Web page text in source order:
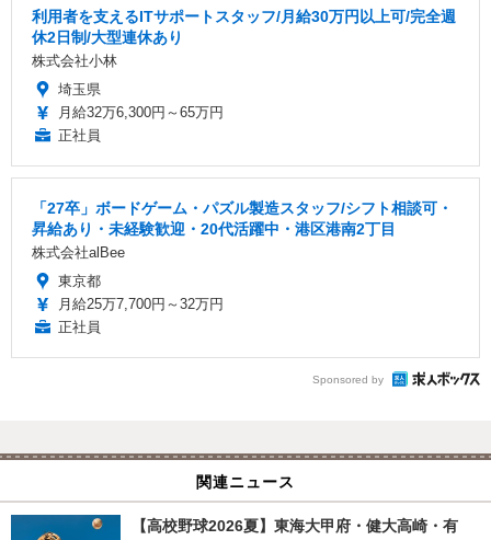
利用者を支えるITサポートスタッフ/月給30万円以上可/完全週
休2日制/大型連休あり
株式会社小林
埼玉県
月給32万6,300円～65万円
正社員
「27卒」ボードゲーム・パズル製造スタッフ/シフト相談可・
昇給あり・未経験歓迎・20代活躍中・港区港南2丁目
株式会社alBee
東京都
月給25万7,700円～32万円
正社員
Sponsored by
関連ニュース
【高校野球2026夏】東海大甲府・健大高崎・有